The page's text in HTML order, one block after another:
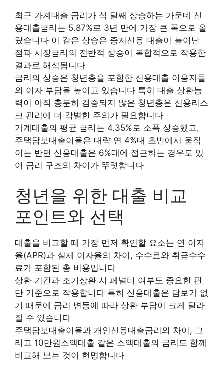
최근 가계대출 금리가 석 달째 상승하는 가운데 신
용대출금리는 5.87%로 3년 만에 가장 큰 폭으로 올
랐습니다 이 같은 상승은 중저신용 대출이 늘어난
점과 시장금리의 전반적 상승이 복합적으로 작용한
결과로 해석됩니다
금리의 상승은 청년층을 포함한 신용대출 이용자들
의 이자 부담을 높이고 있습니다 특히 대출 상환능
력이 아직 충분히 검증되지 않은 청년층은 신용리스
크 관리에 더 각별한 주의가 필요합니다
가계대출의 평균 금리는 4.35%로 소폭 상승했고,
주택담보대출이율은 대략 연 4%대 초반에서 움직
이는 반면 신용대출은 6%대에 접근하는 경우도 있
어 금리 구조의 차이가 뚜렷합니다
청년을 위한 대출 비교
포인트와 선택
대출을 비교할 때 가장 먼저 확인할 요소는 연 이자
율(APR)과 실제 이자율의 차이, 수수료와 취급수수
료가 포함된 총 비용입니다
상환 기간과 조기상환 시 페널티 여부도 중요한 판
단 기준으로 작용합니다 특히 신용대출은 담보가 없
기 때문에 금리 변동에 따라 상환 부담이 크게 달라
질 수 있습니다
주택담보대출이율과 개인신용대출금리의 차이, 그
리고 10만원소액대출 같은 소액대출의 금리도 함께
비교해 보는 것이 현명합니다